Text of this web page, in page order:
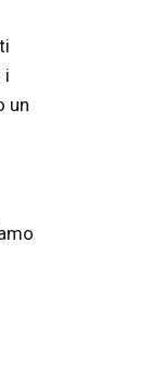
i
un